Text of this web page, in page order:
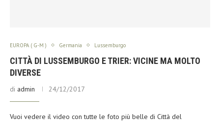
EUROPA ( G-M ) Germania Lussemburgo
CITTÀ DI LUSSEMBURGO E TRIER: VICINE MA MOLTO
DIVERSE
di admin 24/12/2017
Vuoi vedere il video con tutte le foto più belle di Città del